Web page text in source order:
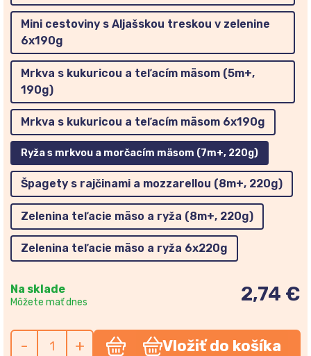
Mini cestoviny s Aljašskou treskou v zelenine
6x190g
Mrkva s kukuricou a teľacím mäsom (5m+,
190g)
Mrkva s kukuricou a teľacím mäsom 6x190g
Ryža s mrkvou a morčacím mäsom (7m+, 220g)
Špagety s rajčinami a mozzarellou (8m+, 220g)
Zelenina teľacie mäso a ryža (8m+, 220g)
Zelenina teľacie mäso a ryža 6x220g
Na sklade
Môžete mať dnes 2,74 €
- + Vložiť do košíka